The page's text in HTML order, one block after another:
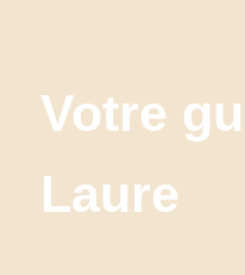
Votre
Laure